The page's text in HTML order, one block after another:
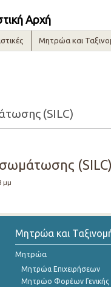
Αρχή
Μητρώα και
(SILC)
μμ
Μητρώα και
Μητρώα
Μητρώα Επιχειρήσεων
Μητρώο Φορέων Γενικής